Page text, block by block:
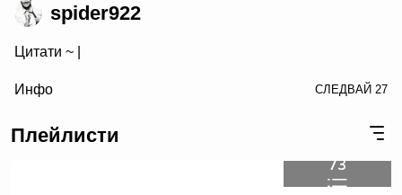
spider922
Цитати ~
Инфо СЛЕДВАЙ 27
Плейлисти
73